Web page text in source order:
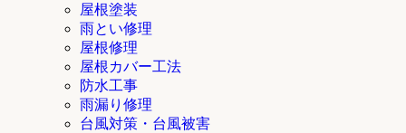
屋根塗装
雨とい修理
屋根修理
屋根カバー工法
防水工事
雨漏り修理
台風対策・台風被害